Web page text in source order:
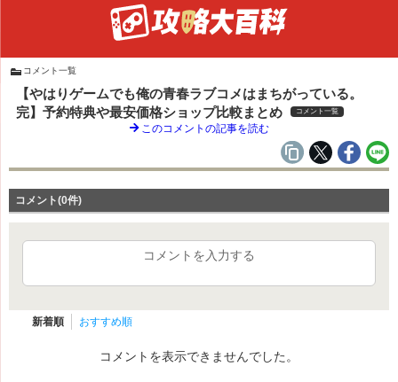
コメント一覧
【やはりゲームでも俺の青春ラブコメはまちがっている。
完】予約特典や最安価格ショップ比較まとめ
コメント一覧
このコメントの記事を読む
コメント(0件)
コメントを入力する
新着順 おすすめ順
コメントを表示できませんでした。